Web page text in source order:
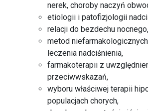
nerek, choroby naczyń
etiologii i patofizjologii
relacji do bezdechu nocnego,
metod
leczenia nadciśnienia,
farmakoterapii z
przeciwwskazań,
wyboru właściwej terapii
populacjach chorych,